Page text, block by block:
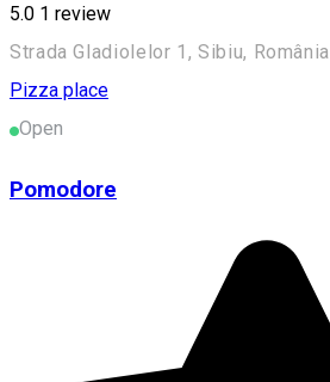
5.0 1 review
Strada Gladiolelor 1, Sibiu, România
Pizza place
Open
Pomodore